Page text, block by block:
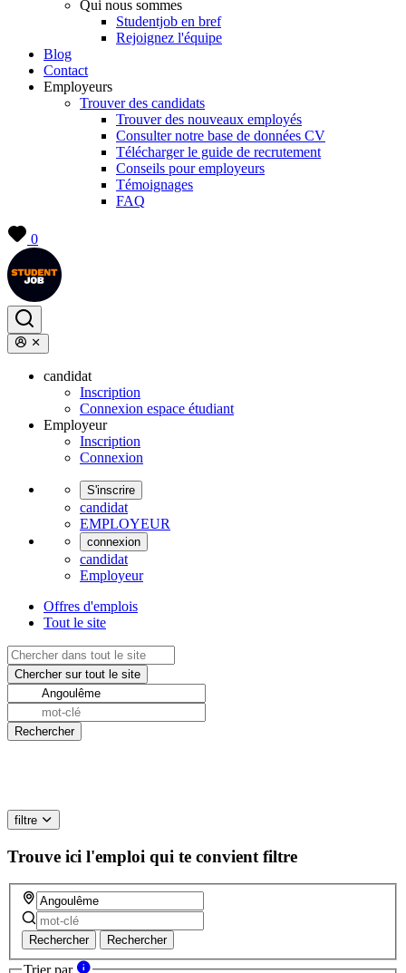
Qui nous sommes
Studentjob en bref
Rejoignez l'équipe
Blog
Contact
Employeurs
Trouver des candidats
Trouver des nouveaux employés
Consulter notre base de données CV
Télécharger le guide de recrutement
Conseils pour employeurs
Témoignages
FAQ
0
candidat
Inscription
Connexion espace étudiant
Employeur
Inscription
Connexion
S'inscrire
candidat
EMPLOYEUR
connexion
candidat
Employeur
Offres d'emplois
Tout le site
filtre
Trouve ici l'emploi qui te convient filtre
Rechercher Rechercher
Trier par